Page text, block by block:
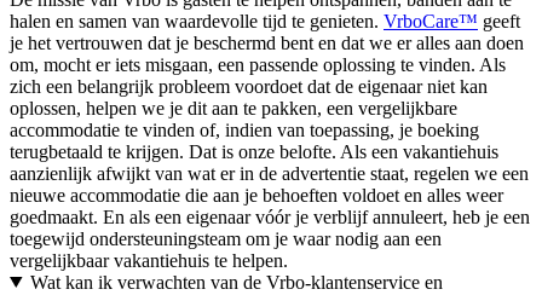
halen en samen van waardevolle tijd te genieten. VrboCare™ geeft
je het vertrouwen dat je beschermd bent en dat we er alles aan doen
om, mocht er iets misgaan, een passende oplossing te vinden. Als
zich een belangrijk probleem voordoet dat de eigenaar niet kan
oplossen, helpen we je dit aan te pakken, een vergelijkbare
accommodatie te vinden of, indien van toepassing, je boeking
terugbetaald te krijgen. Dat is onze belofte. Als een vakantiehuis
aanzienlijk afwijkt van wat er in de advertentie staat, regelen we een
nieuwe accommodatie die aan je behoeften voldoet en alles weer
goedmaakt. En als een eigenaar vóór je verblijf annuleert, heb je een
toegewijd ondersteuningsteam om je waar nodig aan een
vergelijkbaar vakantiehuis te helpen.
Wat kan ik verwachten van de Vrbo-klantenservice en